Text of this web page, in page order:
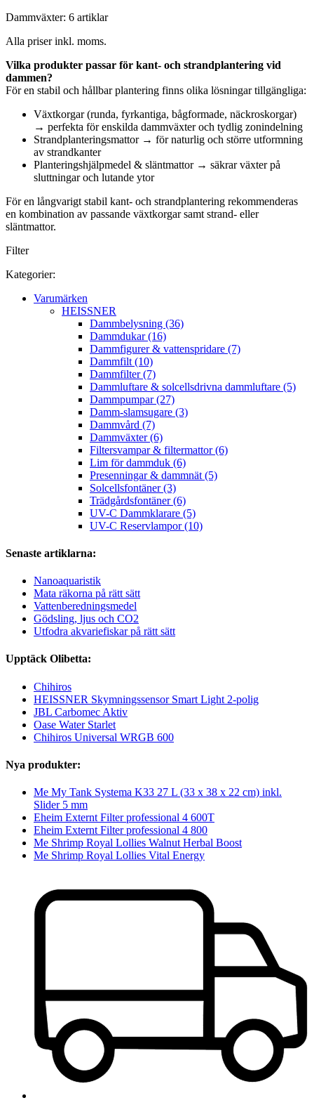
Dammväxter: 6 artiklar
Alla priser inkl. moms.
Vilka produkter passar för kant- och strandplantering vid
dammen?
För en stabil och hållbar plantering finns olika lösningar tillgängliga:
Växtkorgar (runda, fyrkantiga, bågformade, näckroskorgar)
→ perfekta för enskilda dammväxter och tydlig zonindelning
Strandplanteringsmattor → för naturlig och större utformning
av strandkanter
Planteringshjälpmedel & släntmattor → säkrar växter på
sluttningar och lutande ytor
För en långvarigt stabil kant- och strandplantering rekommenderas
en kombination av passande växtkorgar samt strand- eller
släntmattor.
Filter
Kategorier:
Varumärken
HEISSNER
Dammbelysning (36)
Dammdukar (16)
Dammfigurer & vattenspridare (7)
Dammfilt (10)
Dammfilter (7)
Dammluftare & solcellsdrivna dammluftare (5)
Dammpumpar (27)
Damm-slamsugare (3)
Dammvård (7)
Dammväxter (6)
Filtersvampar & filtermattor (6)
Lim för dammduk (6)
Presenningar & dammnät (5)
Solcellsfontäner (3)
Trädgårdsfontäner (6)
UV-C Dammklarare (5)
UV-C Reservlampor (10)
Senaste artiklarna:
Nanoaquaristik
Mata räkorna på rätt sätt
Vattenberedningsmedel
Gödsling, ljus och CO2
Utfodra akvariefiskar på rätt sätt
Upptäck Olibetta:
Chihiros
HEISSNER Skymningssensor Smart Light 2-polig
JBL Carbomec Aktiv
Oase Water Starlet
Chihiros Universal WRGB 600
Nya produkter:
Me My Tank Systema K33 27 L (33 x 38 x 22 cm) inkl.
Slider 5 mm
Eheim Externt Filter professional 4 600T
Eheim Externt Filter professional 4 800
Me Shrimp Royal Lollies Walnut Herbal Boost
Me Shrimp Royal Lollies Vital Energy